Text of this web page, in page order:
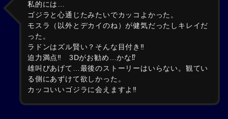
私的には…
ゴジラと心通じたみたいでカッコよかった。
モスラ（以外とデカイのね）が健気だったしキレイだ
った。
ラドンはズル賢い？そんな目付き‼️
迫力満点‼️ 3Dがお勧め…かな⁉️
雄叫びあげて…最後のストーリーはいらない。観てい
る側にあずけて欲しかった。
カッコいいゴジラに会えますよ‼️